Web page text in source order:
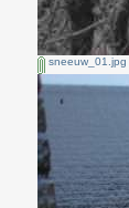
sneeuw_01.jpg